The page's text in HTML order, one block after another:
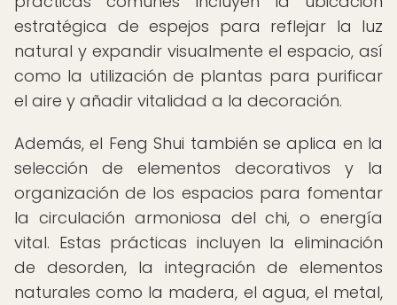
estratégica de espejos para reflejar la luz
natural y expandir visualmente el espacio, así
como la utilización de plantas para purificar
el aire y añadir vitalidad a la decoración.
Además, el Feng Shui también se aplica en la
selección de elementos decorativos y la
organización de los espacios para fomentar
la circulación armoniosa del chi, o energía
vital. Estas prácticas incluyen la eliminación
de desorden, la integración de elementos
naturales como la madera, el agua, el metal,